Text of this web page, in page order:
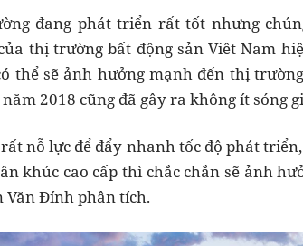
đang phát triển rất tốt nhưng
thị trường bất động sản Viêt Nam
thể sẽ ảnh hưởng mạnh đến thị
2018 cũng đã gây ra không ít sóng
nỗ lực để đẩy nhanh tốc độ phát
khúc cao cấp thì chắc chắn sẽ ảnh
Văn Đính phân tích.